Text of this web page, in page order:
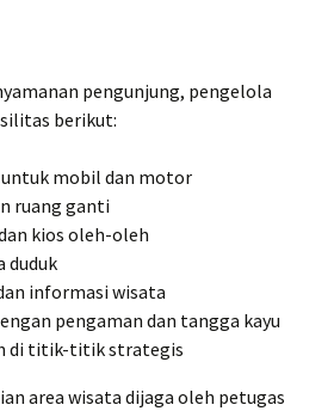
pengunjung, pengelola
berikut:
untuk mobil dan motor
ruang ganti
kios oleh-oleh
duduk
informasi wisata
pengaman dan tangga kayu
di titik-titik strategis
area wisata dijaga oleh petugas